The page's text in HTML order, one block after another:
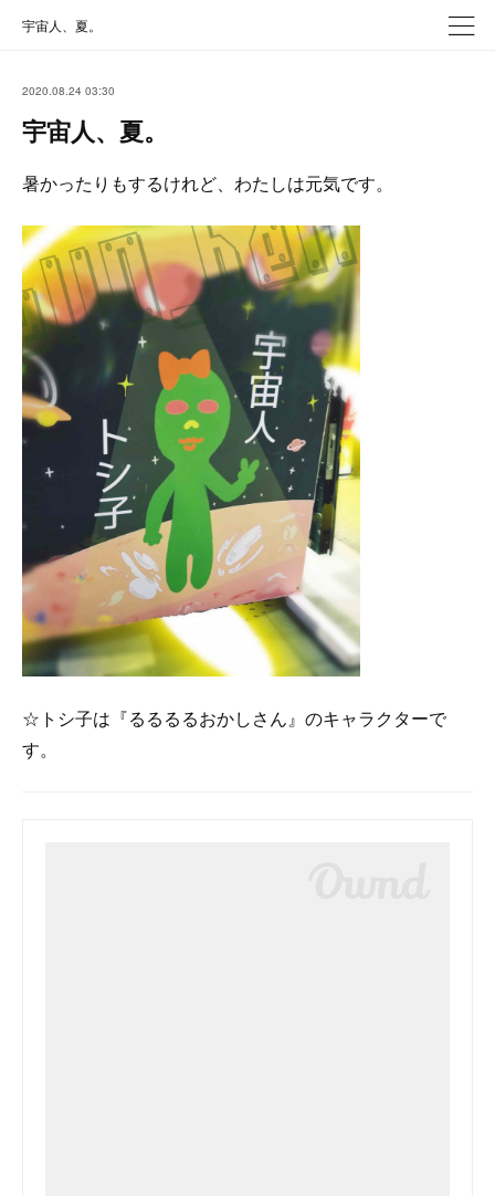
宇宙人、夏。
2020.08.24 03:30
宇宙人、夏。
暑かったりもするけれど、わたしは元気です。
☆トシ子は『るるるるおかしさん』のキャラクターで
す。